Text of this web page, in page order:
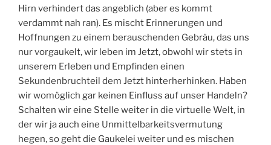
Hirn verhindert das angeblich (aber es kommt
verdammt nah ran). Es mischt Erinnerungen und
Hoffnungen zu einem berauschenden Gebräu, das uns
nur vorgaukelt, wir leben im Jetzt, obwohl wir stets in
unserem Erleben und Empfinden einen
Sekundenbruchteil dem Jetzt hinterherhinken. Haben
wir womöglich gar keinen Einfluss auf unser Handeln?
Schalten wir eine Stelle weiter in die virtuelle Welt, in
der wir ja auch eine Unmittelbarkeitsvermutung
hegen, so geht die Gaukelei weiter und es mischen